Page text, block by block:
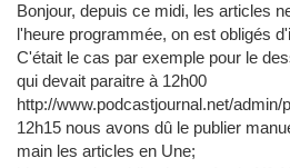
Bonjour, depuis ce midi, les articles
l'heure programmée, on est obligés
C'était le cas par exemple pour le
qui devait paraitre à 12h00
http://www.podcastjournal.net/admin/
12h15 nous avons dû le publier
main les articles en Une;